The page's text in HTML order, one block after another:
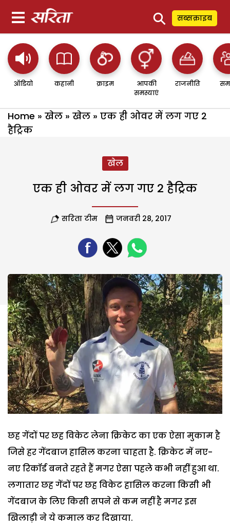
⚲ सब्सक्राइब
ऑडियो कहानी क्राइम
आपकी
समस्याएं
राजनीति
Home » खेल » खेल » एक ही ओवर में लग गए 2
हैट्रिक
खेल
एक ही ओवर में लग गए 2 हैट्रिक
सरिता टीम जनवरी 28, 2017
छह गेंदों पर छह विकेट लेना क्रिकेट का एक ऐसा मुकाम है
जिसे हर गेंदबाज हासिल करना चाहता है. क्रिकेट में नए-
नए रिकॉर्ड बनते रहते हैं मगर ऐसा पहले कभी नहीं हुआ था.
लगातार छह गेंदों पर छह विकेट हासिल करना किसी भी
गेंदबाज के लिए किसी सपने से कम नहीं है मगर इस
खिलाड़ी ने ये कमाल कर दिखाया.